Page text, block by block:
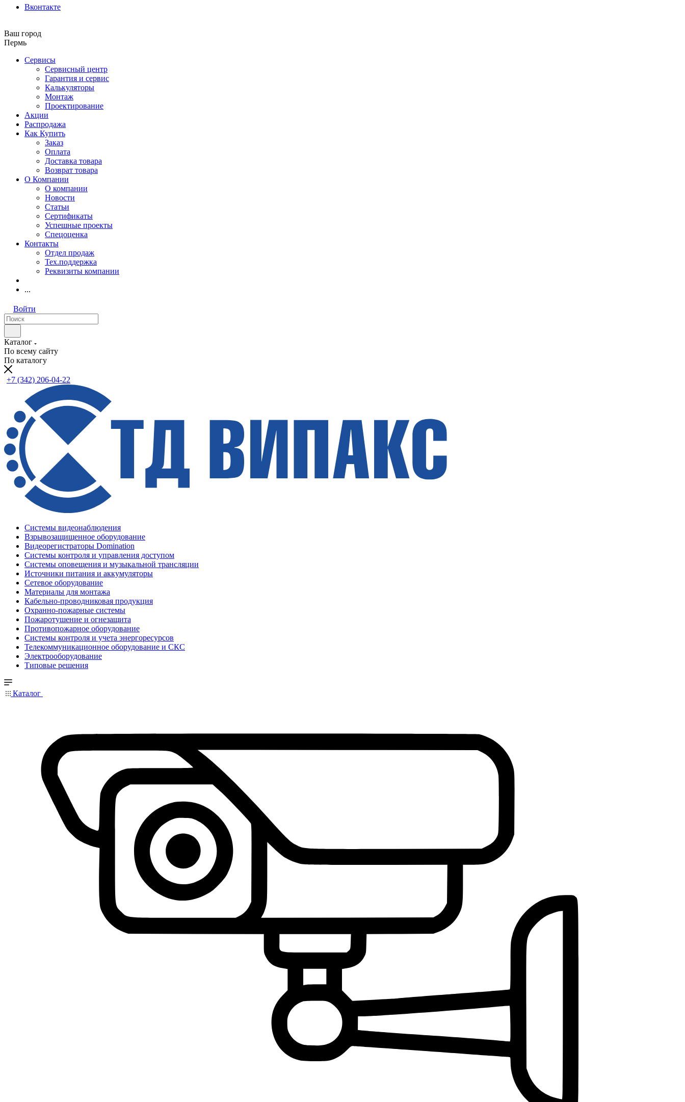
Вконтакте
Ваш город
Пермь
Сервисы
Сервисный центр
Гарантия и сервис
Калькуляторы
Монтаж
Проектирование
Акции
Распродажа
Как Купить
Заказ
Оплата
Доставка товара
Возврат товара
О Компании
О компании
Новости
Статьи
Сертификаты
Успешные проекты
Спецоценка
Контакты
Отдел продаж
Тех.поддержка
Реквизиты компании
...
Войти
Каталог
По всему сайту
По каталогу
+7 (342) 206-04-22
Системы видеонаблюдения
Взрывозащищенное оборудование
Видеорегистраторы Domination
Системы контроля и управления доступом
Системы оповещения и музыкальной трансляции
Источники питания и аккумуляторы
Сетевое оборудование
Материалы для монтажа
Кабельно-проводниковая продукция
Охранно-пожарные системы
Пожаротушение и огнезащита
Противопожарное оборудование
Системы контроля и учета энергоресурсов
Телекоммуникационное оборудование и СКС
Электрооборудование
Типовые решения
Каталог